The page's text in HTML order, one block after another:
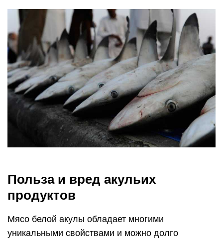
Польза и вред акульих
продуктов
Мясо белой акулы обладает многими
уникальными свойствами и можно долго